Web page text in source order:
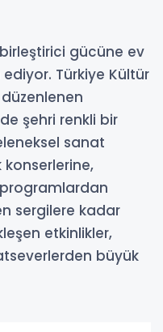
gücüne ev
Türkiye Kültür
şehri renkli bir
sanat
sergilere kadar
etkinlikler,
büyük